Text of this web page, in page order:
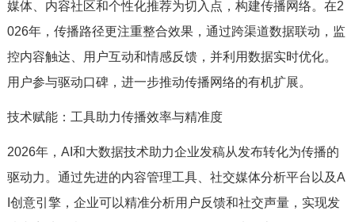
媒体、内容社区和个性化推荐为切入点，构建传播网络。在2
026年，传播路径更注重整合效果，通过跨渠道数据联动，监
控内容触达、用户互动和情感反馈，并利用数据实时优化。
用户参与驱动口碑，进一步推动传播网络的有机扩展。
技术赋能：工具助力传播效率与精准度
2026年，AI和大数据技术助力企业发稿从发布转化为传播的
驱动力。通过先进的内容管理工具、社交媒体分析平台以及A
I创意引擎，企业可以精准分析用户反馈和社交声量，实现发